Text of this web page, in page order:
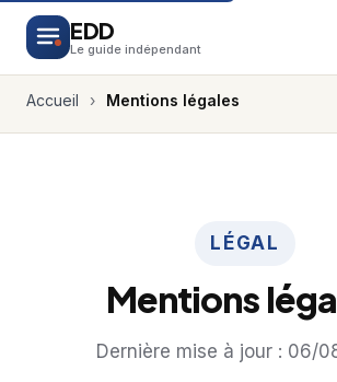
EDD
Le guide indépendant
Accueil › Mentions légales
LÉGAL
Mentions
Dernière mise à jour : 06/